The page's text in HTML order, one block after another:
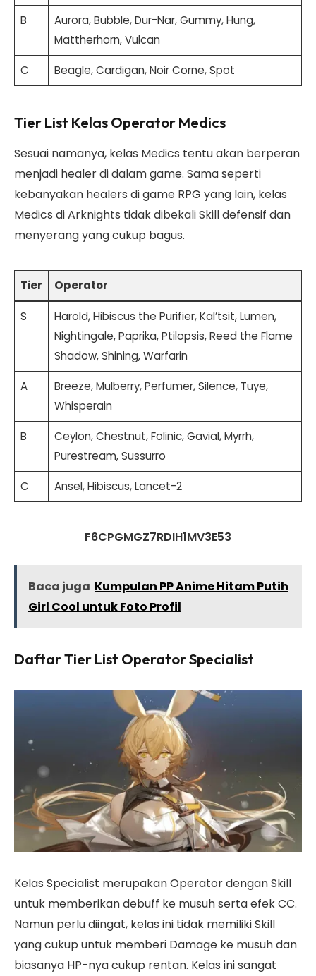
B
Aurora, Bubble, Dur-Nar, Gummy, Hung,
Mattherhorn, Vulcan
C Beagle, Cardigan, Noir Corne, Spot
Tier List Kelas Operator Medics
Sesuai namanya, kelas Medics tentu akan berperan
menjadi healer di dalam game. Sama seperti
kebanyakan healers di game RPG yang lain, kelas
Medics di Arknights tidak dibekali Skill defensif dan
menyerang yang cukup bagus.
Tier Operator
S
Harold, Hibiscus the Purifier, Kal’tsit, Lumen,
Nightingale, Paprika, Ptilopsis, Reed the Flame
Shadow, Shining, Warfarin
A
Breeze, Mulberry, Perfumer, Silence, Tuye,
Whisperain
B
Ceylon, Chestnut, Folinic, Gavial, Myrrh,
Purestream, Sussurro
C Ansel, Hibiscus, Lancet-2
F6CPGMGZ7RDIH1MV3E53
Baca juga Kumpulan PP Anime Hitam Putih
Girl Cool untuk Foto Profil
Daftar Tier List Operator Specialist
Kelas Specialist merupakan Operator dengan Skill
untuk memberikan debuff ke musuh serta efek CC.
Namun perlu diingat, kelas ini tidak memiliki Skill
yang cukup untuk memberi Damage ke musuh dan
biasanya HP-nya cukup rentan. Kelas ini sangat